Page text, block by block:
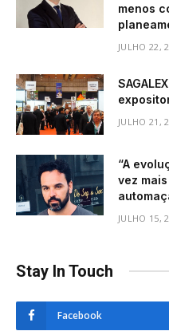
menos
JULHO 22,
JULHO 21,
“A
vez
JULHO 15,
Stay In Touch
Facebook